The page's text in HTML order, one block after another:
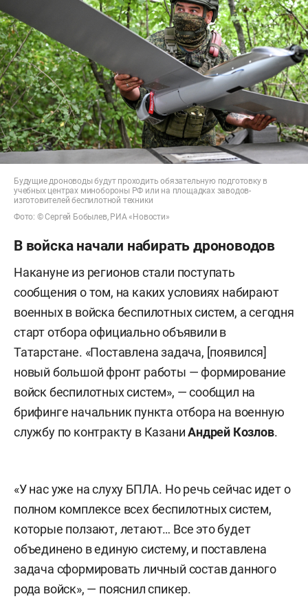
Будущие дроноводы будут проходить обязательную подготовку в
учебных центрах минобороны РФ или на площадках заводов-
изготовителей беспилотной техники
Фото: © Сергей Бобылев, РИА «Новости»
В войска начали набирать дроноводов
Накануне из регионов стали поступать
сообщения о том, на каких условиях набирают
военных в войска беспилотных систем, а сегодня
старт отбора официально объявили в
Татарстане. «Поставлена задача, [появился]
новый большой фронт работы — формирование
войск беспилотных систем», — сообщил на
брифинге начальник пункта отбора на военную
службу по контракту в КазаниАндрей Козлов.
«У нас уже на слуху БПЛА. Но речь сейчас идет о
полном комплексе всех беспилотных систем,
которые ползают, летают… Все это будет
объединено в единую систему, и поставлена
задача сформировать личный состав данного
рода войск», — пояснил спикер.